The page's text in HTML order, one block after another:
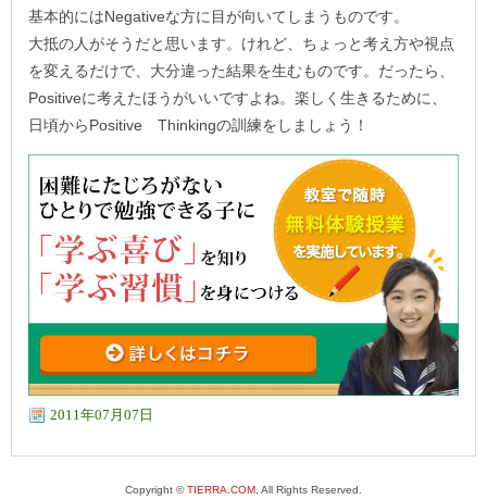
基本的にはNegativeな方に目が向いてしまうものです。
大抵の人がそうだと思います。けれど、ちょっと考え方や視点
を変えるだけで、大分違った結果を生むものです。だったら、
Positiveに考えたほうがいいですよね。楽しく生きるために、
日頃からPositive Thinkingの訓練をしましょう！
2011年07月07日
Copyright ©TIERRA.COM , All Rights Reserved.